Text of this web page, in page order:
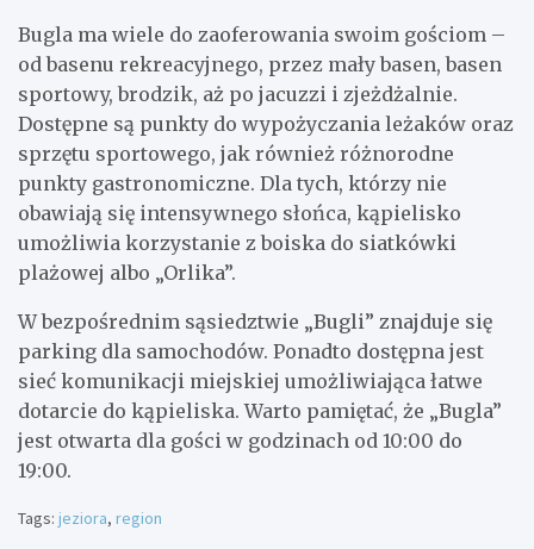
Bugla ma wiele do zaoferowania swoim gościom –
od basenu rekreacyjnego, przez mały basen, basen
sportowy, brodzik, aż po jacuzzi i zjeżdżalnie.
Dostępne są punkty do wypożyczania leżaków oraz
sprzętu sportowego, jak również różnorodne
punkty gastronomiczne. Dla tych, którzy nie
obawiają się intensywnego słońca, kąpielisko
umożliwia korzystanie z boiska do siatkówki
plażowej albo „Orlika”.
W bezpośrednim sąsiedztwie „Bugli” znajduje się
parking dla samochodów. Ponadto dostępna jest
sieć komunikacji miejskiej umożliwiająca łatwe
dotarcie do kąpieliska. Warto pamiętać, że „Bugla”
jest otwarta dla gości w godzinach od 10:00 do
19:00.
Tags: jeziora, region